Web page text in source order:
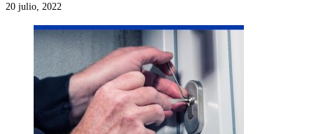
20 julio, 2022